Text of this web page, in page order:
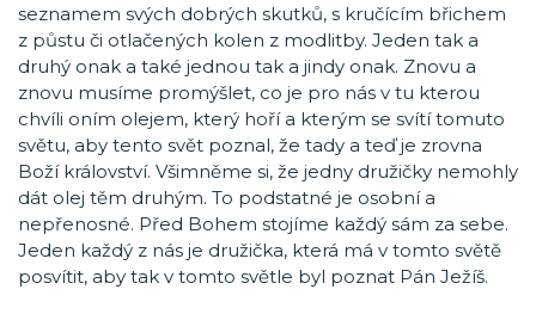
seznamem svých dobrých skutků, s kručícím břichem
z půstu či otlačených kolen z modlitby. Jeden tak a
druhý onak a také jednou tak a jindy onak. Znovu a
znovu musíme promýšlet, co je pro nás v tu kterou
chvíli oním olejem, který hoří a kterým se svítí tomuto
světu, aby tento svět poznal, že tady a teď je zrovna
Boží království. Všimněme si, že jedny družičky nemohly
dát olej těm druhým. To podstatné je osobní a
nepřenosné. Před Bohem stojíme každý sám za sebe.
Jeden každý z nás je družička, která má v tomto světě
posvítit, aby tak v tomto světle byl poznat Pán Ježíš.